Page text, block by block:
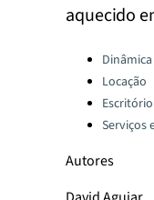
aquecido
Categories:
Locação
Escritório
Serviços
Autores